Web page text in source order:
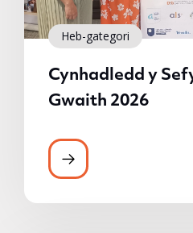
Heb-gategori
Cynhadledd y
Gwaith 2026